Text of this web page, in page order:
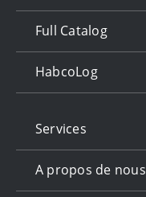
Full Catalog
HabcoLog
Services
A propos de nous